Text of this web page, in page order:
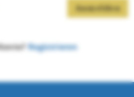
Anmelden
Registrieren